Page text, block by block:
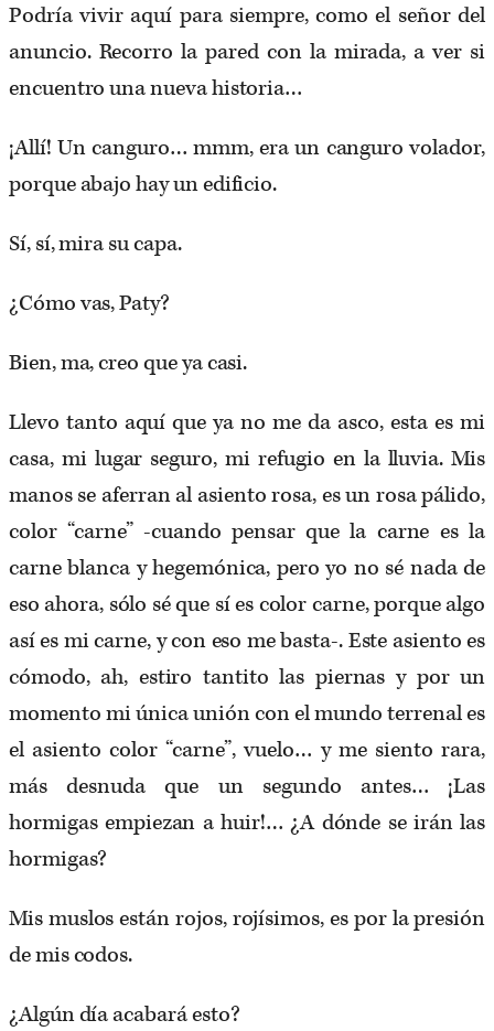
Podría vivir aquí para siempre, como el señor del
anuncio. Recorro la pared con la mirada, a ver si
encuentro una nueva historia…
¡Allí! Un canguro… mmm, era un canguro volador,
porque abajo hay un edificio.
Sí, sí, mira su capa.
¿Cómo vas, Paty?
Bien, ma, creo que ya casi.
Llevo tanto aquí que ya no me da asco, esta es mi
casa, mi lugar seguro, mi refugio en la lluvia. Mis
manos se aferran al asiento rosa, es un rosa pálido,
color “carne” -cuando pensar que la carne es la
carne blanca y hegemónica, pero yo no sé nada de
eso ahora, sólo sé que sí es color carne, porque algo
así es mi carne, y con eso me basta-. Este asiento es
cómodo, ah, estiro tantito las piernas y por un
momento mi única unión con el mundo terrenal es
el asiento color “carne”, vuelo… y me siento rara,
más desnuda que un segundo antes… ¡Las
hormigas empiezan a huir!… ¿A dónde se irán las
hormigas?
Mis muslos están rojos, rojísimos, es por la presión
de mis codos.
¿Algún día acabará esto?